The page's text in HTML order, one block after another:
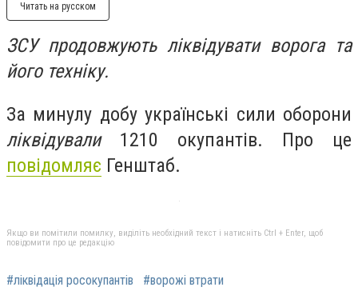
Читать на русском
ЗСУ продовжують ліквідувати ворога та
його техніку.
За минулу добу українські сили оборони
ліквідували1210 окупантів. Про це
повідомляє Генштаб.
Якщо ви помітили помилку, виділіть необхідний текст і натисніть Ctrl + Enter, щоб
повідомити про це редакцію
#ліквідація росокупантів #ворожі втрати